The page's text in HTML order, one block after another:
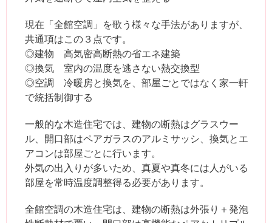
現在「全館空調」を歌う様々な手法がありますが、
共通項はこの３点です。
◎建物 高気密高断熱の省エネ建築
◎換気 室内の温度を逃さない熱交換型
◎空調 冷暖房と換気を、部屋ごとではなく家一軒
で統括制御する
一般的な木造住宅では、建物の断熱はグラスウー
ル、開口部はペアガラスのアルミサッシ、換気とエ
アコンは部屋ごとに行います。
外気の出入りが多いため、真夏や真冬には人がいる
部屋を常時温度調整得る必要があります。
全館空調の木造住宅は、建物の断熱は外張り＋発泡